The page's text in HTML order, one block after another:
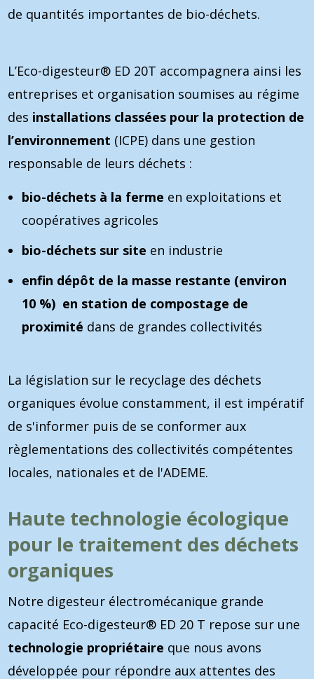
de quantités importantes de bio-déchets.
L’Eco-digesteur® ED 20T accompagnera ainsi les
entreprises et organisation soumises au régime
des installations classées pour la protection de
l’environnement (ICPE) dans une gestion
responsable de leurs déchets :
bio-déchets à la ferme en exploitations et
coopératives agricoles
bio-déchets sur site en industrie
enfin dépôt de la masse restante (environ
10 %) en station de compostage de
proximité dans de grandes collectivités
La législation sur le recyclage des déchets
organiques évolue constamment, il est impératif
de s'informer puis de se conformer aux
règlementations des collectivités compétentes
locales, nationales et de l'ADEME.
Haute technologie écologique
pour le traitement des déchets
organiques
Notre digesteur électromécanique grande
capacité Eco-digesteur® ED 20 T repose sur une
technologie propriétaire que nous avons
développée pour répondre aux attentes des